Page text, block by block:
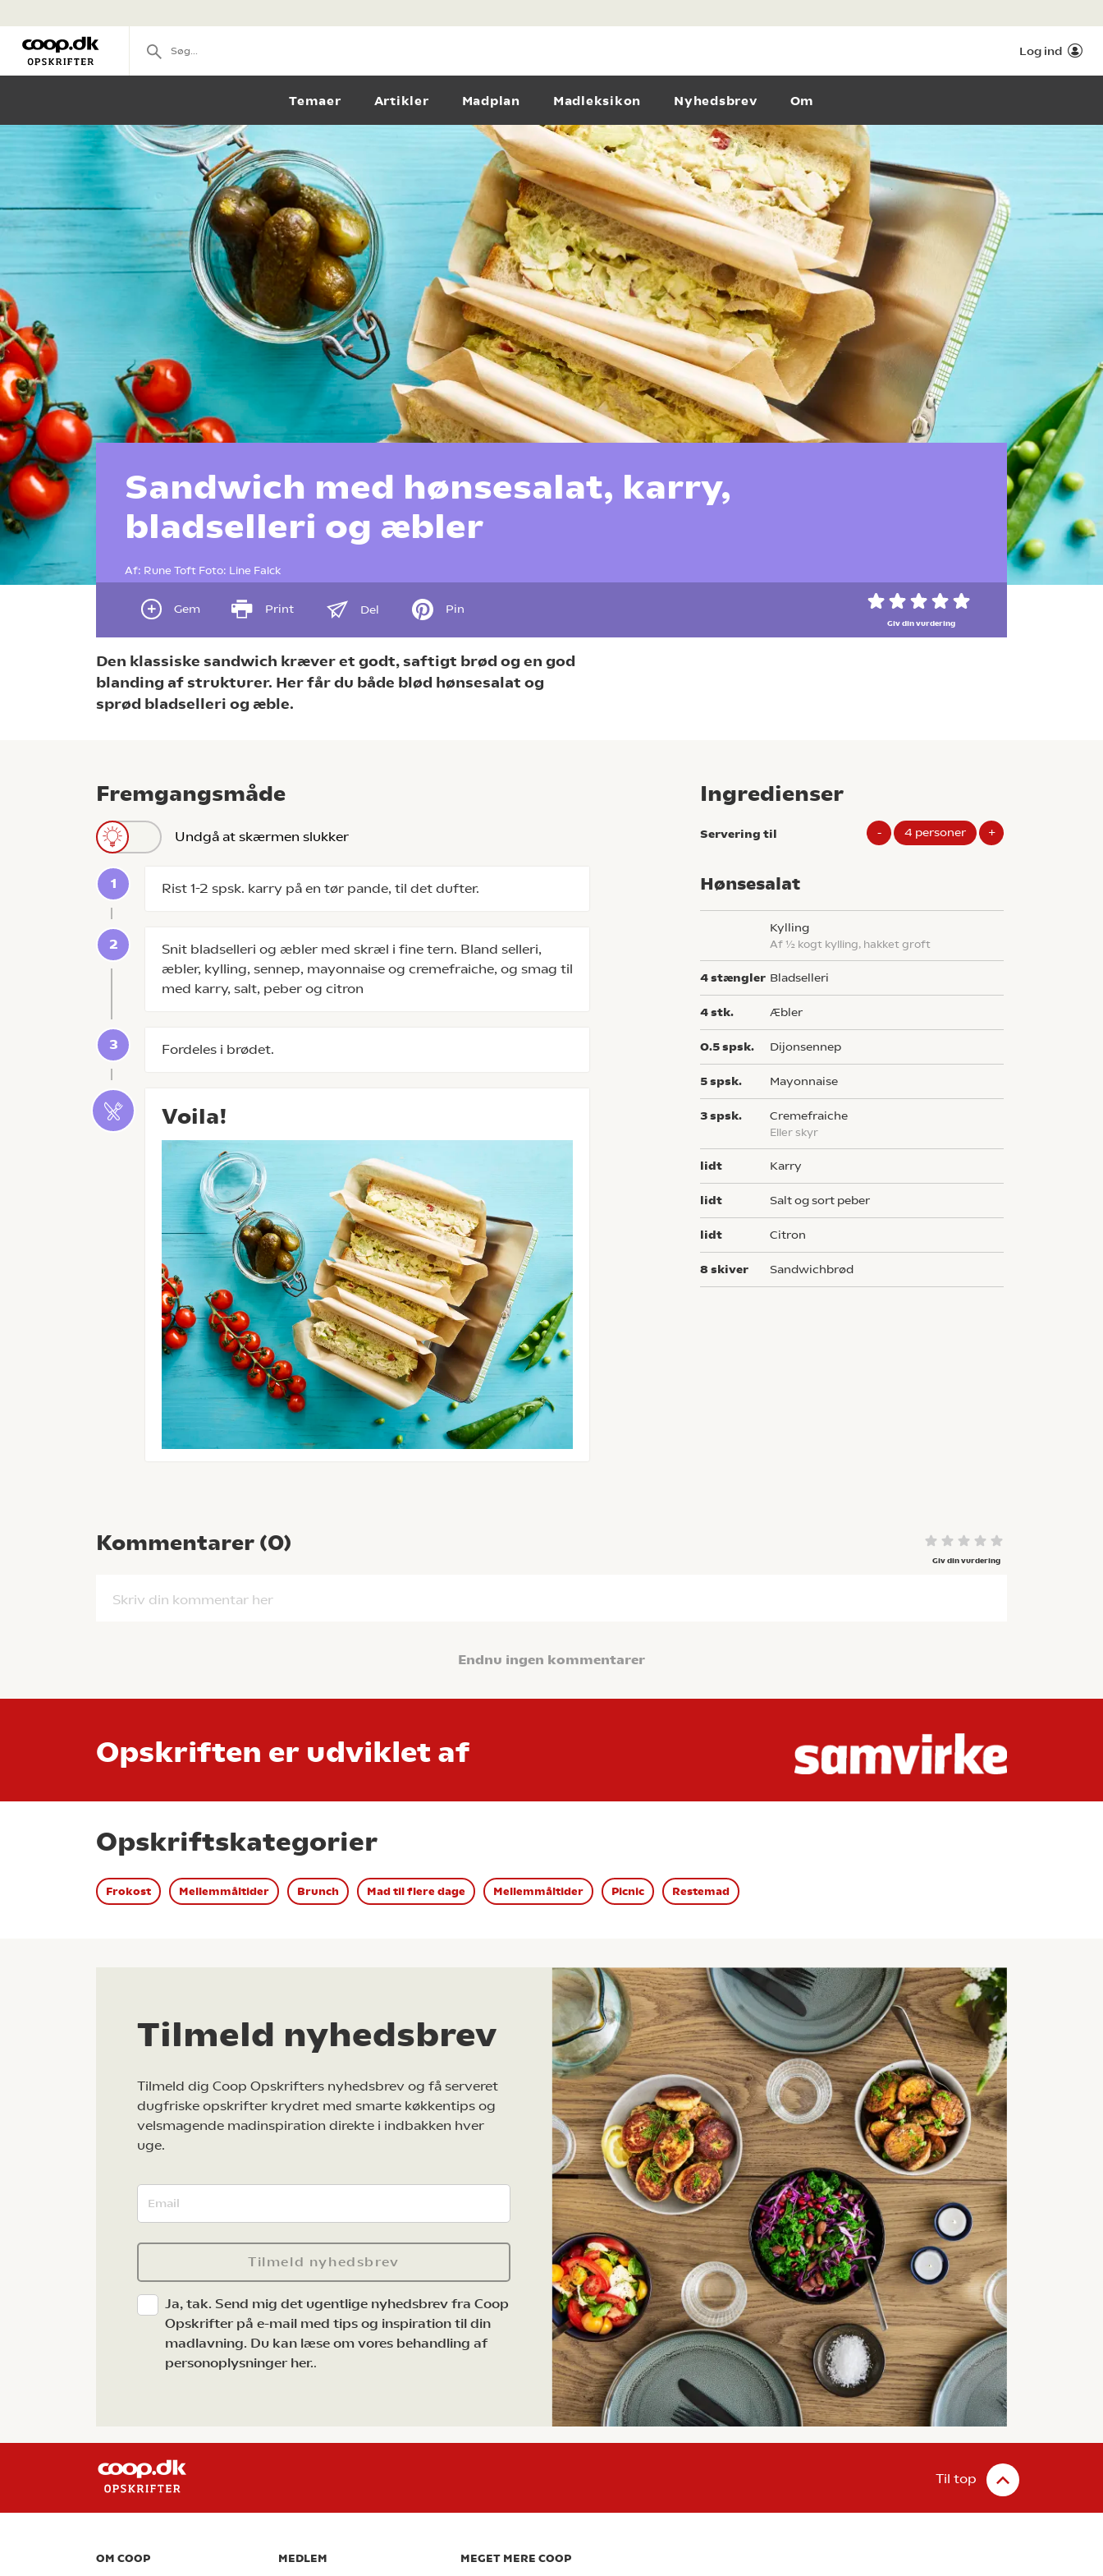
Log ind
Temaer Artikler Madplan Madleksikon Nyhedsbrev Om
Sandwich med hønsesalat, karry,
bladselleri og æbler
Af: Rune Toft Foto: Line Falck
Gem Print Del Pin
Giv din vurdering
Den klassiske sandwich kræver et godt, saftigt brød og en god
blanding af strukturer. Her får du både blød hønsesalat og
sprød bladselleri og æble.
Fremgangsmåde
Undgå at skærmen slukker
Rist 1-2 spsk. karry på en tør pande, til det dufter.
Snit bladselleri og æbler med skræl i fine tern. Bland selleri,
æbler, kylling, sennep, mayonnaise og cremefraiche, og smag til
med karry, salt, peber og citron
Fordeles i brødet.
Voila!
Ingredienser
Servering til - 4 personer +
Hønsesalat
kylling
af ½ kogt kylling, hakket groft
4stængler bladselleri
4stk. æbler
0.5spsk. dijonsennep
5spsk. mayonnaise
3spsk. cremefraiche
eller skyr
lidt karry
lidt salt og sort peber
lidt citron
8 skiver sandwichbrød
Kommentarer (0)
Giv din vurdering
Skriv din kommentar her
Endnu ingen kommentarer
Opskriften er udviklet af
Opskriftskategorier
Frokost Mellemmåltider Brunch Mad til flere dage Mellemmåltider Picnic Restemad
Tilmeld nyhedsbrev
Tilmeld dig Coop Opskrifters nyhedsbrev og få serveret
dugfriske opskrifter krydret med smarte køkkentips og
velsmagende madinspiration direkte i indbakken hver
uge.
Tilmeld nyhedsbrev
Ja, tak. Send mig det ugentlige nyhedsbrev fra Coop
Opskrifter på e-mail med tips og inspiration til din
madlavning. Du kan læse om vores behandling af
personoplysninger her..
Til top
OM COOP MEDLEM MEGET MERE COOP